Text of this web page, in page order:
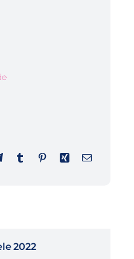
2022